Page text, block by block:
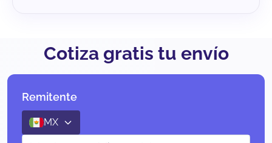
Cotiza gratis tu envío
Remitente
MX